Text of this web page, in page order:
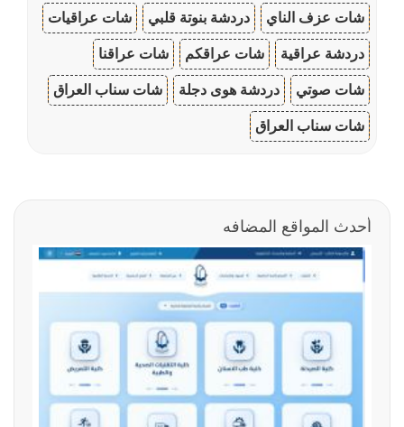
شات عزف الناي دردشة بنوتة قلبي شات عراقيات
دردشة عراقية شات عراقكم شات عراقنا
شات صوتي دردشة هوى دجلة شات سناب العراق
شات سناب العراق
أحدث المواقع المضافه